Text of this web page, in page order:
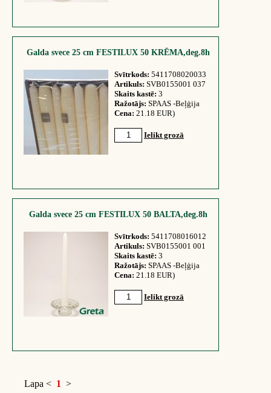
Galda svece 25 cm FESTILUX 50 KRĒMA,deg.8h
Svītrkods: 5411708020033
Artikuls: SVB0155001 037
Skaits kastē: 3
Ražotājs: SPAAS -Beļģija
Cena: 21.18 EUR)
Ielikt grozā
Galda svece 25 cm FESTILUX 50 BALTA,deg.8h
Svītrkods: 5411708016012
Artikuls: SVB0155001 001
Skaits kastē: 3
Ražotājs: SPAAS -Beļģija
Cena: 21.18 EUR)
Ielikt grozā
Lapa < 1 >